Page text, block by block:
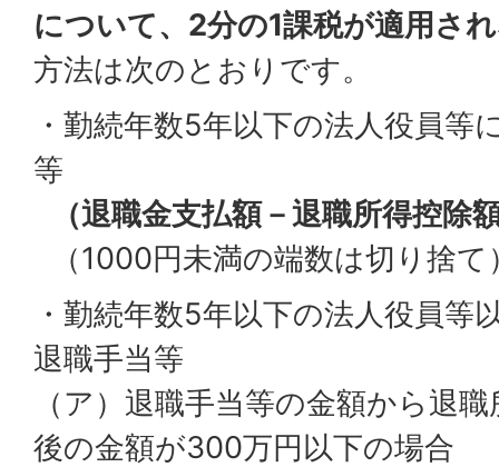
について、2分の1課税が適用さ
方法は次のとおりです。
・勤続年数5年以下の法人役員等
等
（退職金支払額－退職所得控除
（1000円未満の端数は切り捨て
・勤続年数5年以下の法人役員等
退職手当等
（ア）退職手当等の金額から退
後の金額が300万円以下の場合